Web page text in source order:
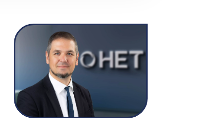
Christopher Muschiol
 +49 6047 9644-12
 +49 175 295 6466
cmuschiol@het-filter.de